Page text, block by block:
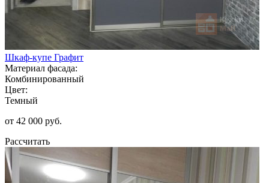
Шкаф-купе Графит
Материал фасада:
Комбинированный
Цвет:
Темный
от 42 000 руб.
Рассчитать